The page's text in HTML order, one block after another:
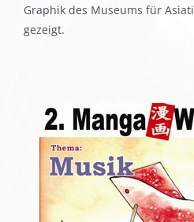
Graphik des Museums für
gezeigt.